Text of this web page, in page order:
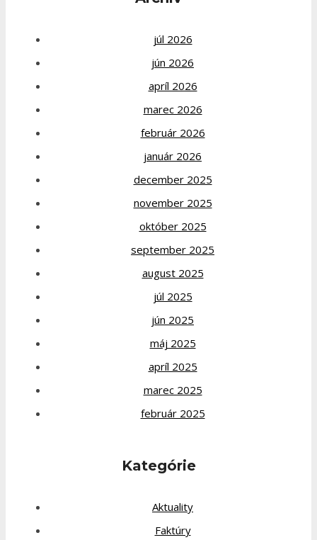
júl 2026
jún 2026
apríl 2026
marec 2026
február 2026
január 2026
december 2025
november 2025
október 2025
september 2025
august 2025
júl 2025
jún 2025
máj 2025
apríl 2025
marec 2025
február 2025
Kategórie
Aktuality
Faktúry